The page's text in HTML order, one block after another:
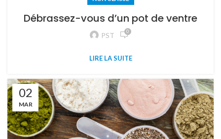
Débrassez-vous d’un pot de ventre
PST 0
LIRE LA SUITE
02
MAR